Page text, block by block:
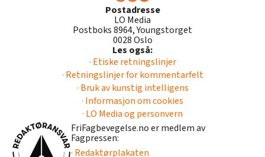
Postadresse
LO Media
Postboks 8964, Youngstorget
0028 Oslo
Les også:
· Etiske retningslinjer
· Retningslinjer for kommentarfelt
· Bruk av kunstig intelligens
· Informasjon om cookies
· LO Media og personvern
FriFagbevegelse.no er medlem av
Fagpressen:
· Redaktørplakaten